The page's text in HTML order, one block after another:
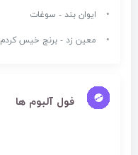
ایوان بند - سوغات
معین زد - برنج خیس کردم
فول آلبوم ها